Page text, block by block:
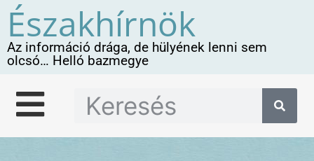
Északhírnök
Az információ drága, de hülyének lenni sem
olcsó… Helló bazmegye